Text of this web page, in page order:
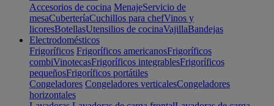
Accesorios de cocina MenajeServicio de
mesaCuberteríaCuchillos para chefVinos y
licoresBotellasUtensilios de cocinaVajillaBandejas
Electrodomésticos
Frigoríficos Frigoríficos americanosFrigoríficos
combiVinotecasFrigoríficos integrablesFrigoríficos
pequeñosFrigoríficos portátiles
Congeladores Congeladores verticalesCongeladores
horizontales